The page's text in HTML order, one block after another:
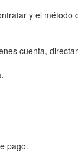
y el método
cuenta,
pago.